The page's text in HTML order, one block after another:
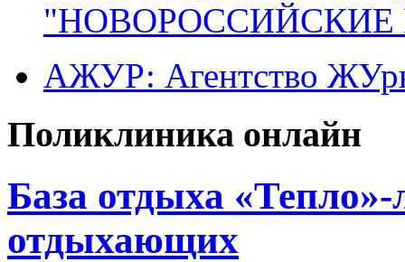
"НОВОРОССИЙСКИЕ
АЖУР: Агентство
Поликлиника онлайн
База отдыха
отдыхающих